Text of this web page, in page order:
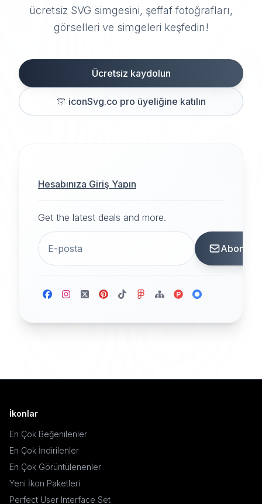
ücretsiz SVG simgesini, şeffaf fotoğrafları,
görselleri ve simgeleri keşfedin!
Ücretsiz kaydolun
🎊 iconSvg.co pro üyeliğine katılın
Hesabınıza Giriş Yapın
Get the latest deals and more.
Abone
İkonlar
En Çok Beğenilenler
En Çok İndirilenler
En Çok Görüntülenenler
Yeni İkon Paketleri
Perfect User Interface Set